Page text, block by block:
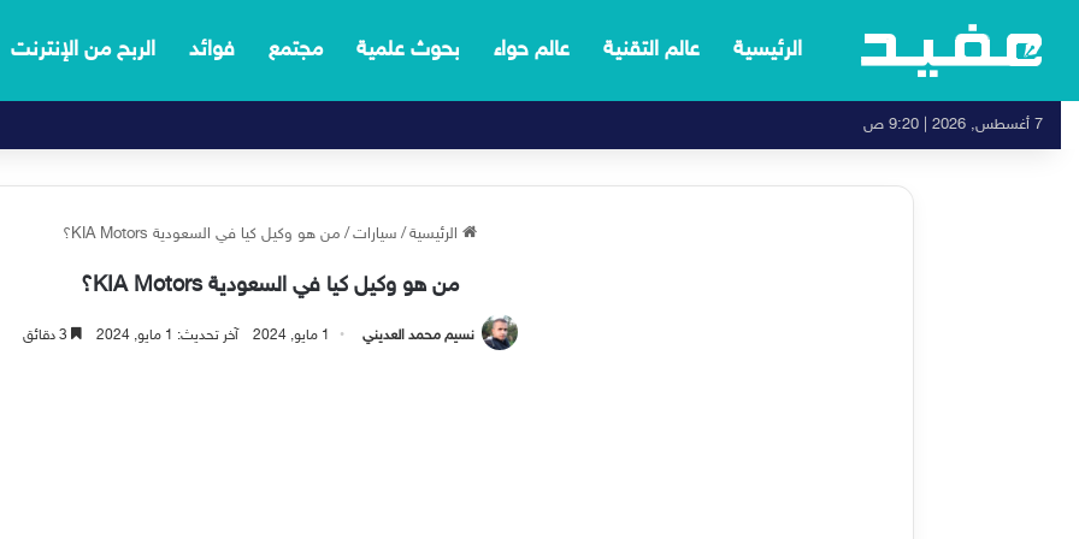
الرئيسية عالم التقنية عالم حواء بحوث علمية مجتمع فوائد الربح من الإنترنت
7 أغسطس, 2026 | 9:20 ص
الرئيسية/ سيارات/ من هو وكيل كيا في السعودية KIA Motors؟
من هو وكيل كيا في السعودية KIA Motors؟
نسيم محمد العديني 1 مايو, 2024 آخر تحديث: 1 مايو, 2024